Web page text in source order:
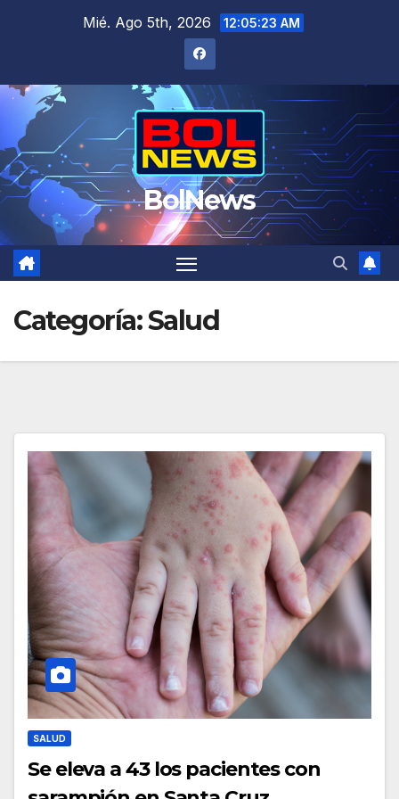
Mié. Ago 5th, 2026 12:05:24 AM
BolNews
Categoría:Salud
SALUD
Se eleva a 43 los pacientes con